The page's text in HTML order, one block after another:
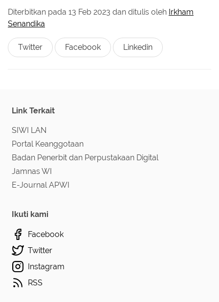
Diterbitkan pada 13 Feb 2023 dan ditulis oleh Irkham
Senandika
Twitter Facebook Linkedin
Link Terkait
SIWI LAN
Portal Keanggotaan
Badan Penerbit dan Perpustakaan Digital
Jamnas WI
E-Journal APWI
Ikuti kami
Facebook
Twitter
Instagram
RSS